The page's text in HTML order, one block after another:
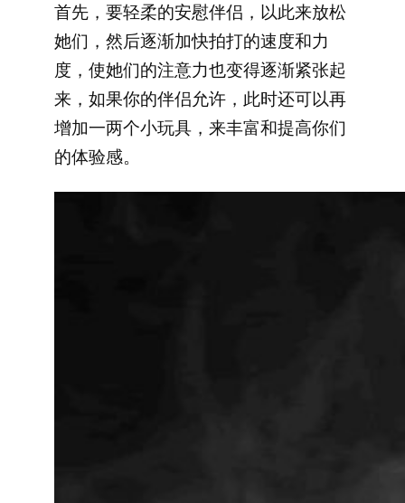
首先，要轻柔的安慰伴侣，以此来放松
她们，然后逐渐加快拍打的速度和力
度，使她们的注意力也变得逐渐紧张起
来，如果你的伴侣允许，此时还可以再
增加一两个小玩具，来丰富和提高你们
的体验感。